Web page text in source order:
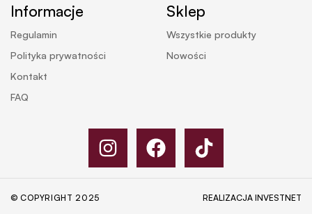
Informacje
Regulamin
Polityka prywatności
Kontakt
FAQ
Sklep
Wszystkie produkty
Nowości
© COPYRIGHT 2025 REALIZACJA INVESTNET